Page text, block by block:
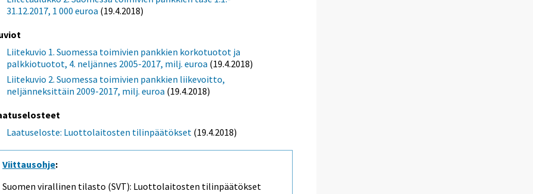
31.12.2017, 1 000 euroa (19.4.2018)
Liitekuvio 1. Suomessa toimivien pankkien korkotuotot ja
palkkiotuotot, 4. neljännes 2005-2017, milj. euroa (19.4.2018)
Liitekuvio 2. Suomessa toimivien pankkien liikevoitto,
neljänneksittäin 2009-2017, milj. euroa (19.4.2018)
Laatuseloste: Luottolaitosten tilinpäätökset (19.4.2018)
Viittausohje:
Suomen virallinen tilasto (SVT): Luottolaitosten tilinpäätökset